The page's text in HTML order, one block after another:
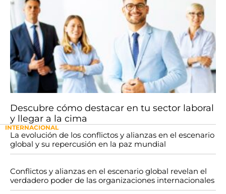
Descubre cómo destacar en tu sector laboral
y llegar a la cima
INTERNACIONAL
La evolución de los conflictos y alianzas en el escenario
global y su repercusión en la paz mundial
Conflictos y alianzas en el escenario global revelan el
verdadero poder de las organizaciones internacionales